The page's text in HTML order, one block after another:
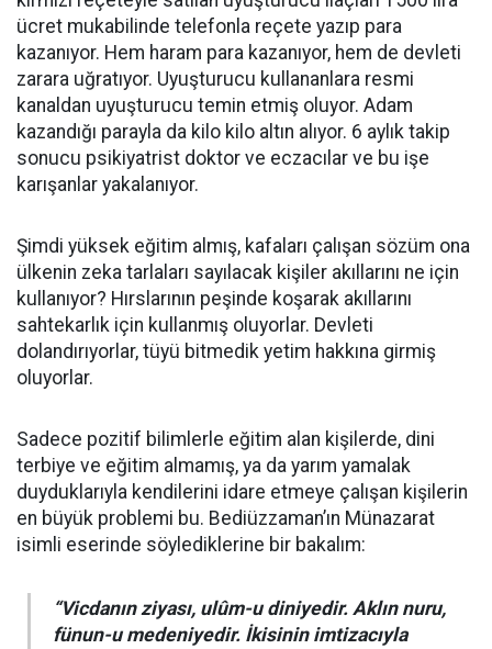
ücret mukabilinde telefonla reçete yazıp para
kazanıyor. Hem haram para kazanıyor, hem de devleti
zarara uğratıyor. Uyuşturucu kullananlara resmi
kanaldan uyuşturucu temin etmiş oluyor. Adam
kazandığı parayla da kilo kilo altın alıyor. 6 aylık takip
sonucu psikiyatrist doktor ve eczacılar ve bu işe
karışanlar yakalanıyor.
Şimdi yüksek eğitim almış, kafaları çalışan sözüm ona
ülkenin zeka tarlaları sayılacak kişiler akıllarını ne için
kullanıyor? Hırslarının peşinde koşarak akıllarını
sahtekarlık için kullanmış oluyorlar. Devleti
dolandırıyorlar, tüyü bitmedik yetim hakkına girmiş
oluyorlar.
Sadece pozitif bilimlerle eğitim alan kişilerde, dini
terbiye ve eğitim almamış, ya da yarım yamalak
duyduklarıyla kendilerini idare etmeye çalışan kişilerin
en büyük problemi bu. Bediüzzaman’ın Münazarat
isimli eserinde söylediklerine bir bakalım:
“Vicdanın ziyası, ulûm-u diniyedir. Aklın nuru,
fünun-u medeniyedir. İkisinin imtizacıyla